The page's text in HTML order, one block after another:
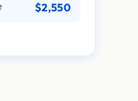
Das Verfahren
$2,550